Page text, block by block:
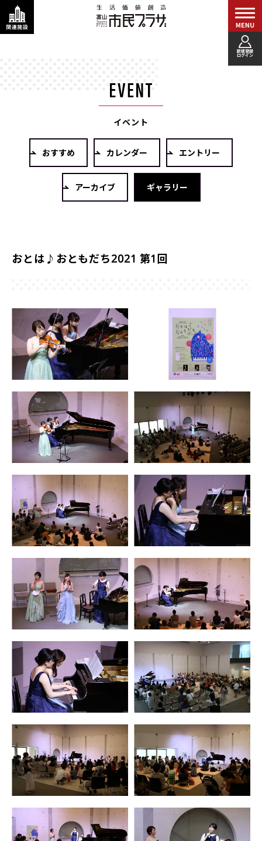
新規登録
ログイン
イベント
おすすめ カレンダー エントリー
アーカイブ ギャラリー
おとは♪おともだち2021 第1回